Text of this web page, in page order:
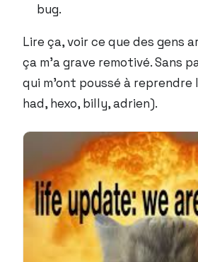
bug.
Lire ça, voir ce que des gens
ça m’a grave remotivé. Sans
qui m’ont poussé à reprendre
had, hexo, billy, adrien).